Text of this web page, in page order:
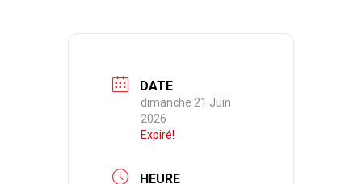
DATE
dimanche 21 Juin
2026
Expiré!
HEURE